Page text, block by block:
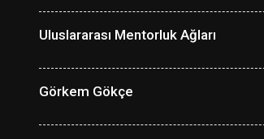
Uluslararası Mentorluk Ağları
Görkem Gökçe